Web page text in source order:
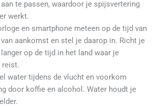
te passen, waardoor je spijsvertering
werkt.
en smartphone meteen op de tijd van
van aankomst en stel je daarop in. Richt je
op de tijd in het land waar je
reist.
water tijdens de vlucht en voorkom
door koffie en alcohol. Water houdt je